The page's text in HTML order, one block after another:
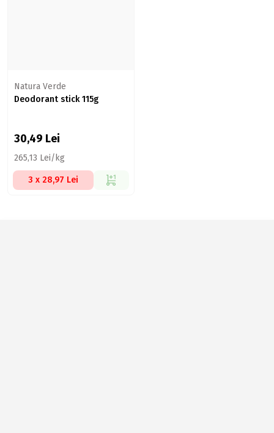
Natura Verde
Deodorant stick 115g
30,49 Lei
265,13 Lei/kg
3 x 28,97 Lei